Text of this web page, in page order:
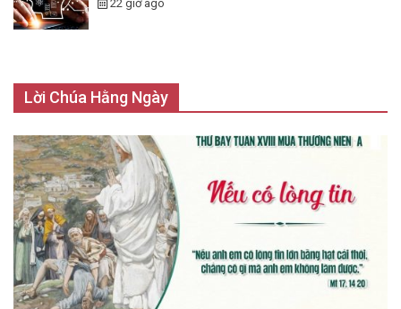
22 giờ ago
Lời Chúa Hằng Ngày